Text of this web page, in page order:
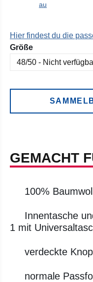
au
Hier findest du die
Größeauswählen
GEMACHT
100%
Innentasche
1 mit
verdeckte
normale